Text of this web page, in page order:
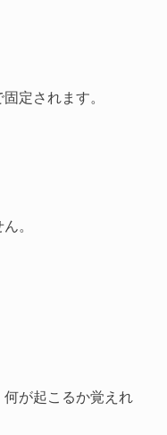
定されます。
。
が起こるか覚えれ